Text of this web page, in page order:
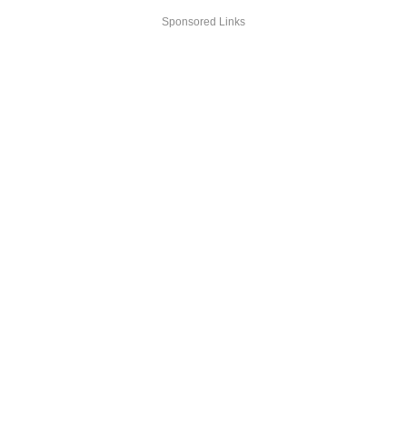
Sponsored Links